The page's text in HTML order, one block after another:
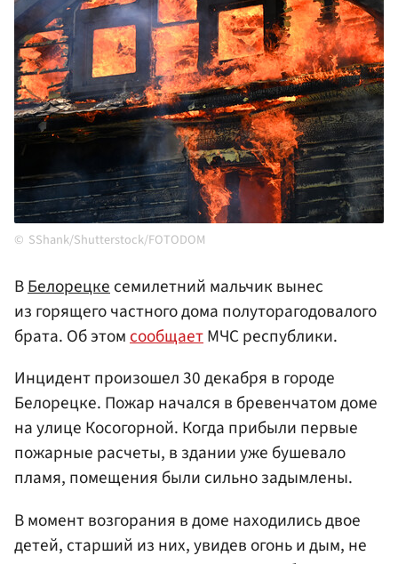
SShank/Shutterstock/FOTODOM
ВБелорецкесемилетний мальчик вынес
из горящего частного дома полуторагодовалого
брата. Об этомсообщаетМЧС республики.
Инцидент произошел 30 декабря в городе
Белорецке. Пожар начался в бревенчатом доме
на улице Косогорной. Когда прибыли первые
пожарные расчеты, в здании уже бушевало
пламя, помещения были сильно задымлены.
В момент возгорания в доме находились двое
детей, старший из них, увидев огонь и дым, не